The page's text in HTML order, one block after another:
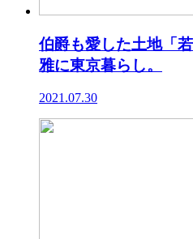
伯爵も愛した土地「
雅に東京暮らし。
2021.07.30